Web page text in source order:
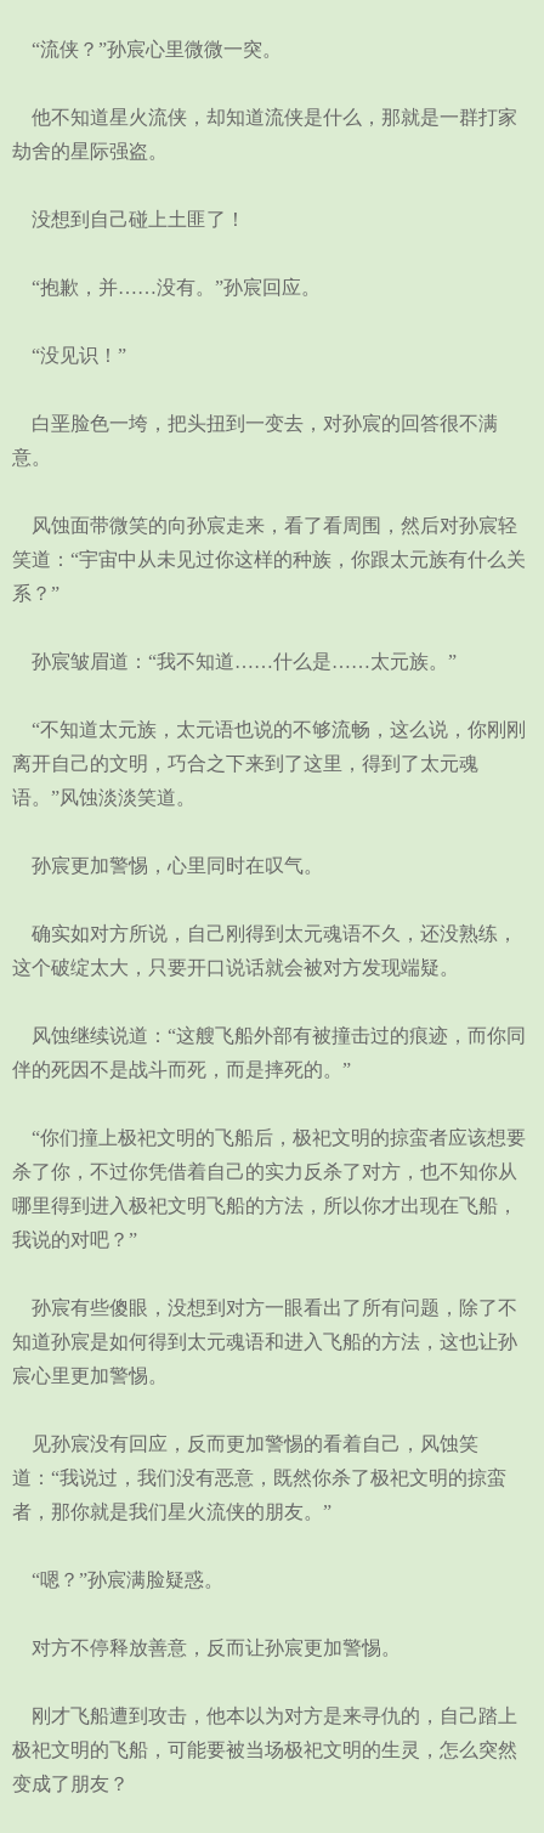
“流侠？”孙宸心里微微一突。
他不知道星火流侠，却知道流侠是什么，那就是一群打家
劫舍的星际强盗。
没想到自己碰上土匪了！
“抱歉，并……没有。”孙宸回应。
“没见识！”
白垩脸色一垮，把头扭到一变去，对孙宸的回答很不满
意。
风蚀面带微笑的向孙宸走来，看了看周围，然后对孙宸轻
笑道：“宇宙中从未见过你这样的种族，你跟太元族有什么关
系？”
孙宸皱眉道：“我不知道……什么是……太元族。”
“不知道太元族，太元语也说的不够流畅，这么说，你刚刚
离开自己的文明，巧合之下来到了这里，得到了太元魂
语。”风蚀淡淡笑道。
孙宸更加警惕，心里同时在叹气。
确实如对方所说，自己刚得到太元魂语不久，还没熟练，
这个破绽太大，只要开口说话就会被对方发现端疑。
风蚀继续说道：“这艘飞船外部有被撞击过的痕迹，而你同
伴的死因不是战斗而死，而是摔死的。”
“你们撞上极祀文明的飞船后，极祀文明的掠蛮者应该想要
杀了你，不过你凭借着自己的实力反杀了对方，也不知你从
哪里得到进入极祀文明飞船的方法，所以你才出现在飞船，
我说的对吧？”
孙宸有些傻眼，没想到对方一眼看出了所有问题，除了不
知道孙宸是如何得到太元魂语和进入飞船的方法，这也让孙
宸心里更加警惕。
见孙宸没有回应，反而更加警惕的看着自己，风蚀笑
道：“我说过，我们没有恶意，既然你杀了极祀文明的掠蛮
者，那你就是我们星火流侠的朋友。”
“嗯？”孙宸满脸疑惑。
对方不停释放善意，反而让孙宸更加警惕。
刚才飞船遭到攻击，他本以为对方是来寻仇的，自己踏上
极祀文明的飞船，可能要被当场极祀文明的生灵，怎么突然
变成了朋友？